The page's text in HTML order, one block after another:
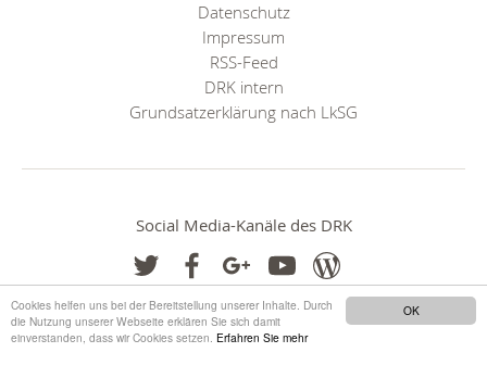
OK
Cookies helfen uns bei der Bereitstellung unserer Inhalte. Durch
die Nutzung unserer Webseite erklären Sie sich damit
einverstanden, dass wir Cookies setzen. Erfahren Sie mehr
Datenschutz
Impressum
RSS-Feed
DRK intern
Grundsatzerklärung nach LkSG
Social Media-Kanäle des DRK